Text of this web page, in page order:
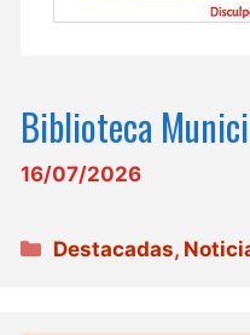
Biblioteca
16/07/2026
Categorías
Destacadas,